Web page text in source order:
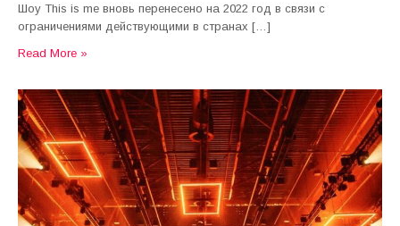
Шоу This is me вновь перенесено на 2022 год в связи с
ограничениями действующими в странах […]
Read More »